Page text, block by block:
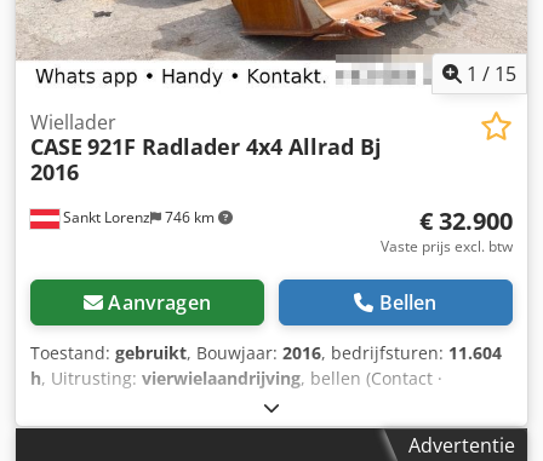
1 / 15
Sankt Lorenz 746 km
Wiellader
CASE 921F Radlader 4x4 Allrad Bj
2016
€ 32.900
Vaste prijs excl. btw
Aanvragen Bellen
Toestand: gebruikt, Bouwjaar: 2016, bedrijfsturen: 11.604
h, Uitrusting: vierwielaandrijving, bellen (Contact ·
Telefoon · Mobiel · WhatsApp) Dcjdpskq Amfjfx Appsk *
Case 921F wiellader 4x4 vierwielaandrijving * Verwarming /
Advertentie